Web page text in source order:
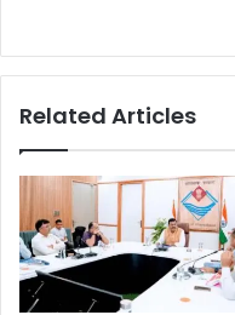
Related Articles